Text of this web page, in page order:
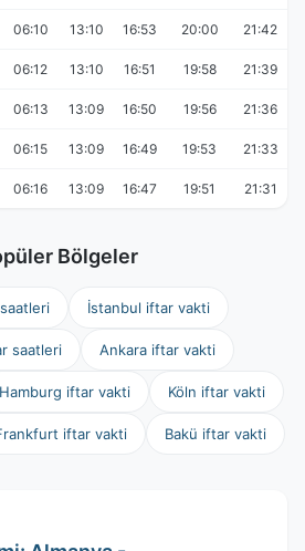
06:10 13:10 16:53 20:00 21:42
06:12 13:10 16:51 19:58 21:39
06:13 13:09 16:50 19:56 21:36
06:15 13:09 16:49 19:53 21:33
06:16 13:09 16:47 19:51 21:31
Bölgeler
İstanbul iftar vakti
saatleri Ankara iftar vakti
Hamburg iftar vakti Köln iftar vakti
iftar vakti Bakü iftar vakti